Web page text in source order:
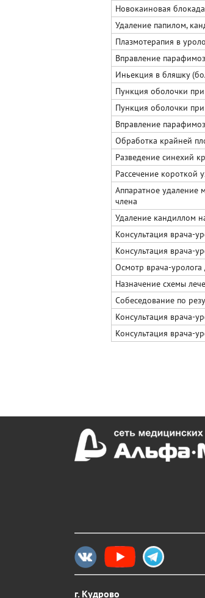
Новокаиновая блокада
Удаление папилом,
Плазмотерапия в
Вправление
Иньекция в бляшку
Пункция оболочки
Пункция оболочки
Вправление
Обработка крайней
Разведение синехий
Рассечение короткой
Аппаратное удаление
члена
Удаление кандиллом
Консультация врача-
Консультация врача-
Осмотр врача-
Назначение схемы
Собеседование по
Консультация врача-
Консультация врача-
г. Кудрово